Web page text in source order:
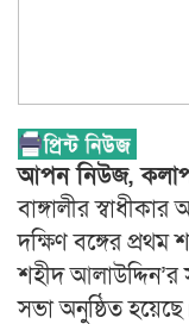
আপন নিউজ,
বাঙ্গালীর
দক্ষিণ বঙ্গের
শহীদ
সভা অনুষ্ঠিত